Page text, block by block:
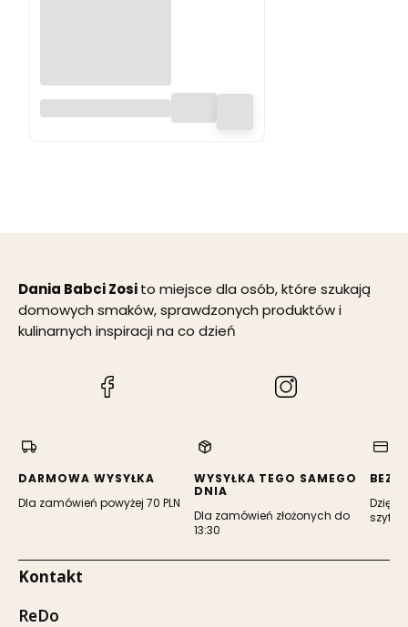
czerwony - na 1 litr
Dania Babci Zosito miejsce dla osób, które szukają
domowych smaków, sprawdzonych produktów i
kulinarnych inspiracji na co dzień
(Otwiera
DARMOWA WYSYŁKA
Dla zamówień powyżej 70 PLN
WYSYŁKA TEGO SAMEGO
DNIA
Dla zamówień złożonych do
13:30
Dzięki
Kontakt
ReDo